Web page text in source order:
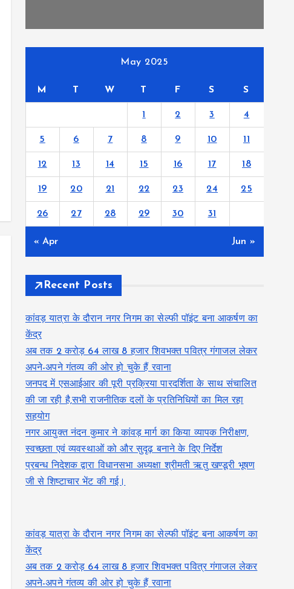
May 2025
M T W T F S S
1 2 3 4
5 6 7 8 9 10 11
12 13 14 15 16 17 18
19 20 21 22 23 24 25
26 27 28 29 30 31
« Apr Jun »
Recent Posts
कांवड़ यात्रा के दौरान नगर निगम का सेल्फी पॉइंट बना आकर्षण का
केंद्र
अब तक 2 करोड़ 64 लाख 8 हजार शिवभक्त पवित्र गंगाजल लेकर
अपने-अपने गंतव्य की ओर हो चुके हैं रवाना
जनपद में एसआईआर की पूरी प्रक्रिया पारदर्शिता के साथ संचालित
की जा रही है,सभी राजनीतिक दलों के प्रतिनिधियों का मिल रहा
सहयोग
नगर आयुक्त नंदन कुमार ने कांवड़ मार्ग का किया व्यापक निरीक्षण,
स्वच्छता एवं व्यवस्थाओं को और सुदृढ़ बनाने के दिए निर्देश
प्रबन्ध निदेशक द्वारा विधानसभा अध्यक्षा श्रीमती ऋतु खण्डूरी भूषण
जी से शिष्टाचार भेंट की गई।
कांवड़ यात्रा के दौरान नगर निगम का सेल्फी पॉइंट बना आकर्षण का
केंद्र
अब तक 2 करोड़ 64 लाख 8 हजार शिवभक्त पवित्र गंगाजल लेकर
अपने-अपने गंतव्य की ओर हो चुके हैं रवाना